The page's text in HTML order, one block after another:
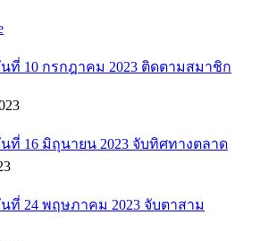
ที่ 10 กรกฎาคม 2023 ติดตามสมาชิก
ที่ 16 มิถุนายน 2023 จับทิศทางตลาด
ที่ 24 พฤษภาคม 2023 จับตาสาม